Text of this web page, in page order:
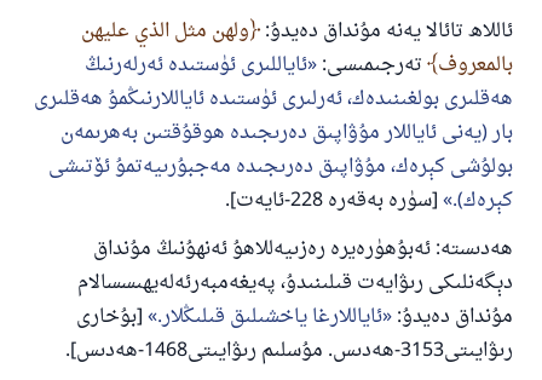
ئاللاھ تائالا يەنە مۇنداق دەيدۇ: ولهن مثل الذي عليهن
بالمعروف تەرجىمىسى: ئاياللىرى ئۈستىدە ئەرلەرنىڭ
ھەقلىرى بولغىنىدەك، ئەرلىرى ئۈستىدە ئاياللارنىڭمۇ ھەقلىرى
بار (يەنى ئاياللار مۇۋاپىق دەرىجىدە ھوقۇقتىن بەھرىمەن
بولۇشى كېرەك، مۇۋاپىق دەرىجىدە مەجبۇرىيەتمۇ ئۆتىشى
كېرەك). [سۈرە بەقەرە 228-ئايەت].
ھەدىستە: ئەبۇھۈرەيرە رەزىيەللاھۇ ئەنھۇنىڭ مۇنداق
دېگەنلىكى رىۋايەت قىلىنىدۇ، پەيغەمبەرئەلەيھىسسالام
مۇنداق دەيدۇ: ئاياللارغا ياخشىلىق قىلىڭلار. [بۇخارى
رىۋايىتى3153-ھەدىس. مۇسلىم رىۋايىتى1468-ھەدىس].